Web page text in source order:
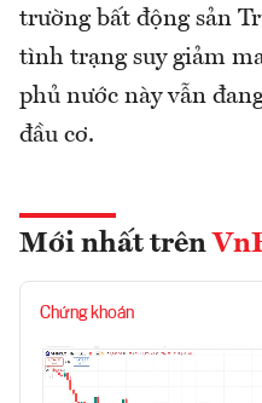
trường bất động sản
tình trạng suy giảm
phủ nước này vẫn
đầu cơ.
Mới nhất trên
Chứng khoán